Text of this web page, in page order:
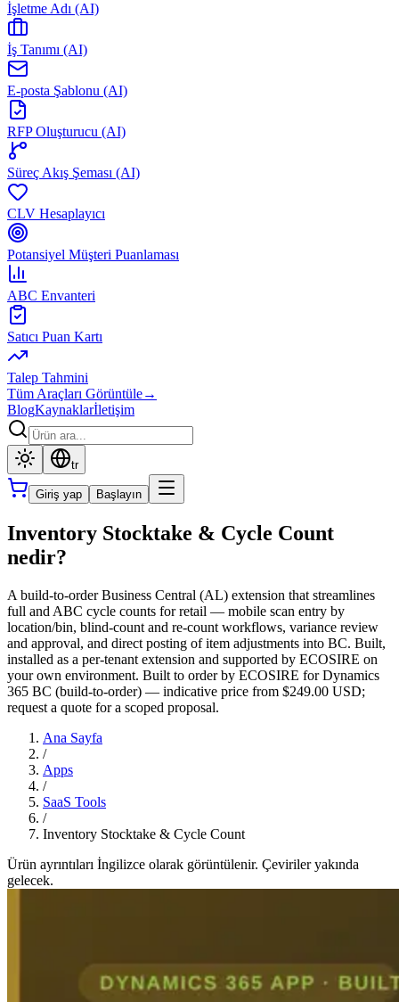
İşletme Adı (AI)
İş Tanımı (AI)
E-posta Şablonu (AI)
RFP Oluşturucu (AI)
Süreç Akış Şeması (AI)
CLV Hesaplayıcı
Potansiyel Müşteri Puanlaması
ABC Envanteri
Satıcı Puan Kartı
Talep Tahmini
Tüm Araçları Görüntüle→
BlogKaynaklarİletişim
tr
Giriş yap Başlayın
Inventory Stocktake & Cycle Count
nedir?
A build-to-order Business Central (AL) extension that streamlines
full and ABC cycle counts for retail — mobile scan entry by
location/bin, blind-count and re-count workflows, variance review
and approval, and direct posting of item adjustments into BC. Built,
installed as a per-tenant extension and supported by ECOSIRE on
your own environment. Built to order by ECOSIRE for Dynamics
365 BC (build-to-order) — indicative price from $249.00 USD;
request a quote for a scoped proposal.
Ana Sayfa
/
Apps
/
SaaS Tools
/
Inventory Stocktake & Cycle Count
Ürün ayrıntıları İngilizce olarak görüntülenir. Çeviriler yakında
gelecek.